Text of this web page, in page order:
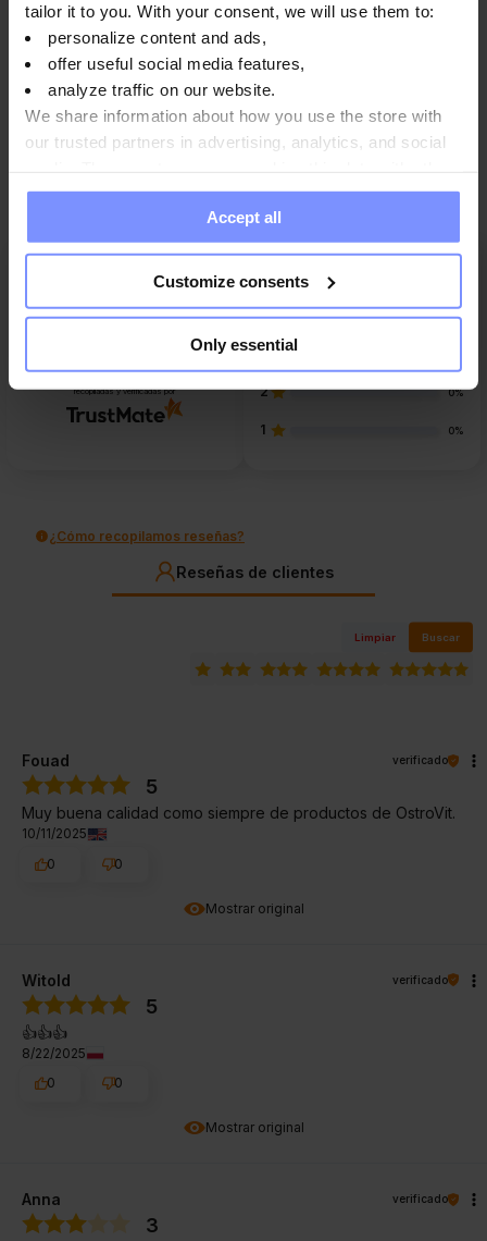
tailor it to you. With your consent, we will use them to:
personalize content and ads,
offer useful social media features,
analyze traffic on our website.
We share information about how you use the store with
our trusted partners in advertising, analytics, and social
information you have provided to them or that they have
collected when you use their services. Do you agree?
Accept all
Customize consents
Only essential
Fabricante
Preguntas y respuestas
4.7
reseñas de clientes
de todos los tiempos
recopiladas y verificadas por
5
4 0%
3
2 0%
1 0%
¿Cómo recopilamos reseñas?
Reseñas de clientes
Limpiar Buscar
Mostrar original
Fouad verificado
5
Muy buena calidad como siempre de productos de OstroVit.
10/11/2025
0
0
Mostrar original
Witold verificado
5
👍️👍️👍️
8/22/2025
0
0
Anna verificado
3